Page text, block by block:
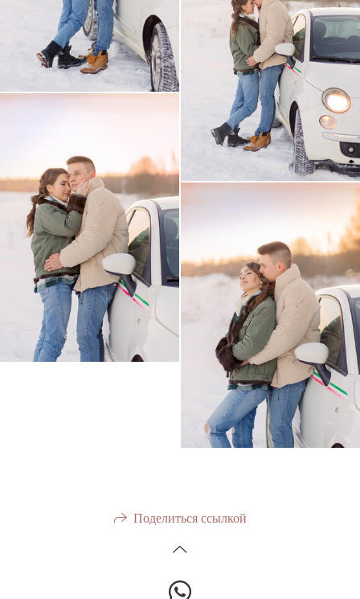
Поделиться ссылкой